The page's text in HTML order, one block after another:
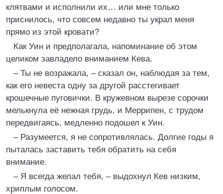
клятвами и исполнили их… или мне только
приснилось, что совсем недавно ты украл меня
прямо из этой кровати?
Как Уин и предполагала, напоминание об этом
целиком завладело вниманием Кева.
– Ты не возражала, – сказал он, наблюдая за тем,
как его невеста одну за другой расстегивает
крошечные пуговички. В кружевном вырезе сорочки
мелькнула её нежная грудь, и Меррипен, с трудом
передвигаясь, медленно подошел к Уин.
– Разумеется, я не сопротивлялась. Долгие годы я
пыталась заставить тебя обратить на себя
внимание.
– Я всегда желал тебя, – выдохнул Кев низким,
хриплым голосом.